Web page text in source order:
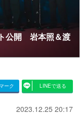
公開 岩本照＆渡
ーク LINEで送る
2023.12.25 20:17